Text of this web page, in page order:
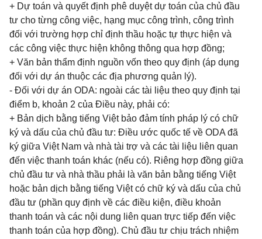
+ Dự toán và quyết định phê duyệt dự toán của chủ đầu
tư cho từng công việc, hạng mục công trình, công trình
đối với trường hợp chỉ định thầu hoặc tự thực hiện và
các công việc thực hiện không thông qua hợp đồng;
+ Văn bản thẩm định nguồn vốn theo quy định (áp dụng
đối với dự án thuộc các địa phương quản lý).
- Đối với dự án ODA: ngoài các tài liệu theo quy định tại
điểm b, khoản 2 của Điều này, phải có:
+ Bản dịch bằng tiếng Việt bảo đảm tính pháp lý có chữ
ký và dấu của chủ đầu tư: Điều ước quốc tế về ODA đã
ký giữa Việt Nam và nhà tài trợ và các tài liệu liên quan
đến việc thanh toán khác (nếu có). Riêng hợp đồng giữa
chủ đầu tư và nhà thầu phải là văn bản bằng tiếng Việt
hoặc bản dịch bằng tiếng Việt có chữ ký và dấu của chủ
đầu tư (phần quy định về các điều kiện, điều khoản
thanh toán và các nội dung liên quan trực tiếp đến việc
thanh toán của hợp đồng). Chủ đầu tư chịu trách nhiệm